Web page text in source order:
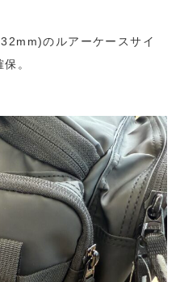
のルアーケースサイ
。